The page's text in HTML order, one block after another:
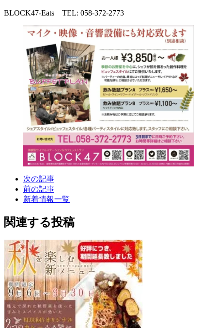
BLOCK47‐Eats TEL: 058-372-2773
次の記事
前の記事
新着情報一覧
関連する投稿